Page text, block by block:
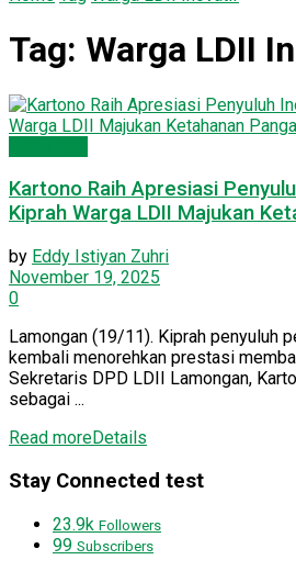
Tag: Warga LDII
Kartono Raih Apresiasi
Kiprah Warga LDII Majukan
by Eddy Istiyan Zuhri
November 19, 2025
0
Lamongan (19/11). Kiprah penyuluh
kembali menorehkan prestasi
Sekretaris DPD LDII Lamongan,
sebagai ...
Read moreDetails
Stay Connected test
23.9k Followers
99 Subscribers